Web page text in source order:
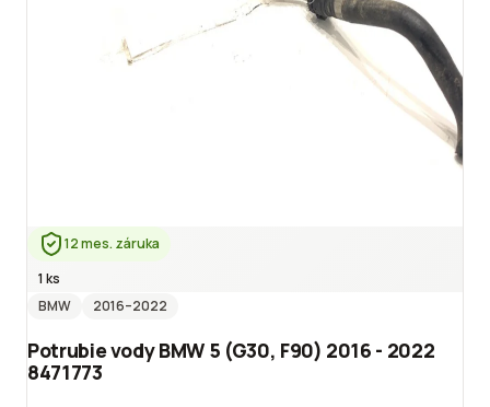
12 mes. záruka
1 ks
BMW
2016–2022
Potrubie vody BMW 5 (G30, F90) 2016 - 2022
8471773